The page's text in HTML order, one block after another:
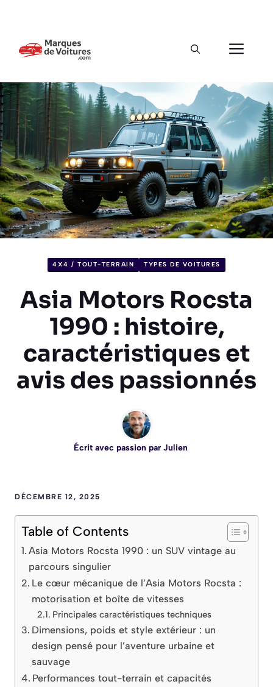
4X4 / TOUT-TERRAIN TYPES DE VOITURES
Asia Motors Rocsta
1990 : histoire,
caractéristiques et
avis des passionnés
Écrit avec passion par Julien
DÉCEMBRE 12, 2025
Table of Contents
Asia Motors Rocsta 1990 : un SUV vintage au
parcours singulier
Le cœur mécanique de l’Asia Motors Rocsta :
motorisation et boîte de vitesses
Principales caractéristiques techniques
Dimensions, poids et style extérieur : un
design pensé pour l’aventure urbaine et
sauvage
Performances tout-terrain et capacités